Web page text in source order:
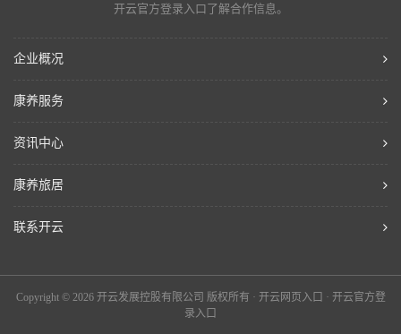
开云官方登录入口了解合作信息。
企业概况
康养服务
资讯中心
康养旅居
联系开云
Copyright © 2026 开云发展控股有限公司 版权所有 · 开云网页入口 · 开云官方登
录入口